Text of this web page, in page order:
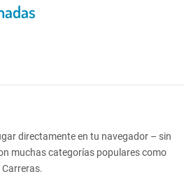
directamente en tu navegador – sin
muchas categorías populares como
Carreras.